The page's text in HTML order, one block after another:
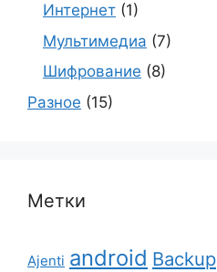
Интернет (1)
Мультимедиа (7)
Шифрование (8)
Разное (15)
Метки
Ajenti android Backup